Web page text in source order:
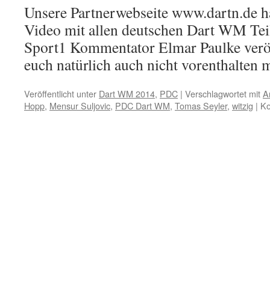
Unsere Partnerwebseite www.dartn.de
Video mit allen deutschen Dart WM
Sport1 Kommentator Elmar Paulke
euch natürlich auch nicht vorenthalten
Veröffentlicht unter Dart WM 2014, PDC | Verschlagwortet mit
Hopp, Mensur Suljovic, PDC Dart WM, Tomas Seyler, witzig |